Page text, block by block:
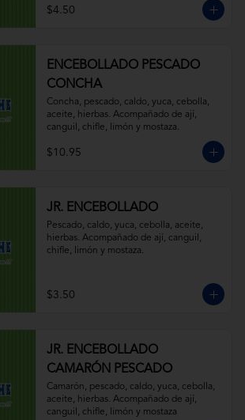
$4.50
ENCEBOLLADO PESCADO
CONCHA
Concha, pescado, caldo, yuca, cebolla,
aceite, hierbas. Acompañado de ají,
canguil, chifle, limón y mostaza.
$10.95
JR. ENCEBOLLADO
Pescado, caldo, yuca, cebolla, aceite,
hierbas. Acompañado de ají, canguil,
chifle, limón y mostaza.
$3.50
JR. ENCEBOLLADO
CAMARÓN PESCADO
Camarón, pescado, caldo, yuca, cebolla,
aceite, hierbas. Acompañado de ají,
canguil, chifle, limón y mostaza